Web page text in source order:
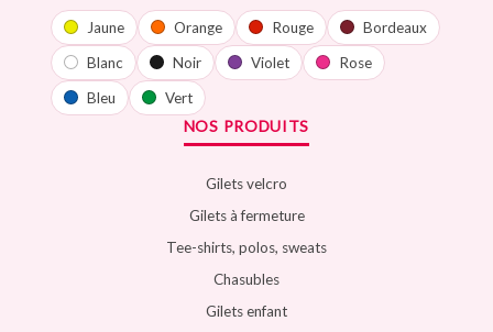
Jaune Orange Rouge
Bordeaux
Blanc
Noir Violet
Rose
Bleu
Vert
NOS PRODUITS
Gilets velcro
Gilets à fermeture
Tee-shirts, polos, sweats
Chasubles
Gilets enfant